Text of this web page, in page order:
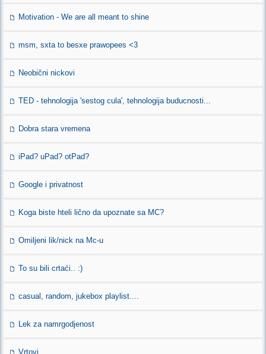
Motivation - We are all meant to shine
msm, sxta to besxe prawopees <3
Neobični nickovi
TED - tehnologija 'sestog cula', tehnologija buducnosti...
Dobra stara vremena
iPad? uPad? otPad?
Google i privatnost
Koga biste hteli lično da upoznate sa MC?
Omiljeni lik/nick na Mc-u
To su bili crtaći.. :)
casual, random, jukebox playlist....
Lek za namrgodjenost
Vrtovi